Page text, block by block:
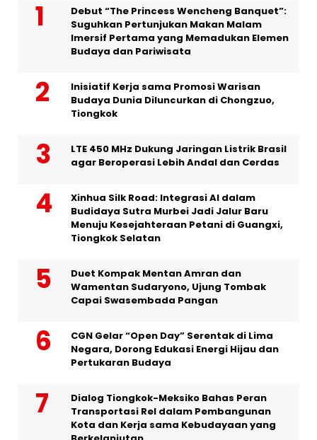
Debut “The Princess Wencheng Banquet”:
Suguhkan Pertunjukan Makan Malam
Imersif Pertama yang Memadukan Elemen
Budaya dan Pariwisata
Inisiatif Kerja sama Promosi Warisan
Budaya Dunia Diluncurkan di Chongzuo,
Tiongkok
LTE 450 MHz Dukung Jaringan Listrik Brasil
agar Beroperasi Lebih Andal dan Cerdas
Xinhua Silk Road: Integrasi AI dalam
Budidaya Sutra Murbei Jadi Jalur Baru
Menuju Kesejahteraan Petani di Guangxi,
Tiongkok Selatan
Duet Kompak Mentan Amran dan
Wamentan Sudaryono, Ujung Tombak
Capai Swasembada Pangan
CGN Gelar “Open Day” Serentak di Lima
Negara, Dorong Edukasi Energi Hijau dan
Pertukaran Budaya
Dialog Tiongkok-Meksiko Bahas Peran
Transportasi Rel dalam Pembangunan
Kota dan Kerja sama Kebudayaan yang